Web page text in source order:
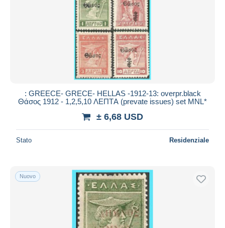
Aste senza offerte
Casa d'aste
Tutte le durate
Chiude fra ora
Prezzo
Spedizione gratuita
Metodi di pagamento
PayPal
Bonifico bancario
: GREECE- GRECE- HELLAS -1912-13: overpr.black
Θάσος 1912 - 1,2,5,10 ΛΕΠΤA (prevate issues) set MNL*
± 6,68 USD
Stato Residenziale
Nuovo